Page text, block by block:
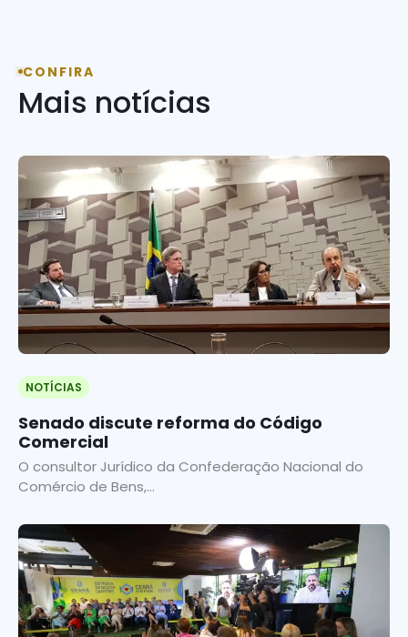
CONFIRA
Mais notícias
NOTÍCIAS
Senado discute reforma do Código
Comercial
O consultor Jurídico da Confederação Nacional do
Comércio de Bens,...